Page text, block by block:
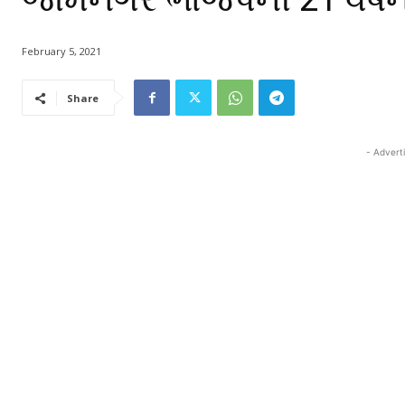
February 5, 2021
Share
-